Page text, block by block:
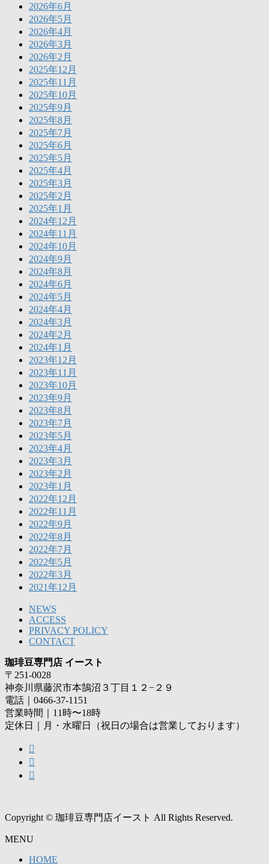
2026年6月
2026年5月
2026年4月
2026年3月
2026年2月
2025年12月
2025年11月
2025年10月
2025年9月
2025年8月
2025年7月
2025年6月
2025年5月
2025年4月
2025年3月
2025年2月
2025年1月
2024年12月
2024年11月
2024年10月
2024年9月
2024年8月
2024年6月
2024年5月
2024年4月
2024年3月
2024年2月
2024年1月
2023年12月
2023年11月
2023年10月
2023年9月
2023年8月
2023年7月
2023年5月
2023年4月
2023年3月
2023年2月
2023年1月
2022年12月
2022年11月
2022年9月
2022年8月
2022年7月
2022年5月
2022年3月
2021年12月
NEWS
ACCESS
PRIVACY POLICY
CONTACT
珈琲豆専門店 イースト
〒251-0028
神奈川県藤沢市本鵠沼３丁目１２−２９
電話｜0466-37-1151
営業時間｜11時〜18時
定休日｜月・水曜日（祝日の場合は営業しております）
Copyright © 珈琲豆専門店イースト All Rights Reserved.
MENU
HOME